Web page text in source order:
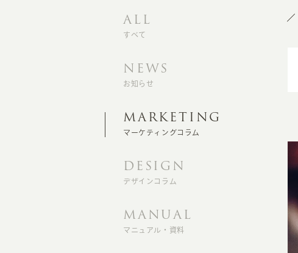
ALL
すべて
NEWS
お知らせ
MARKETING
マーケティングコラム
DESIGN
デザインコラム
MANUAL
マニュアル・資料